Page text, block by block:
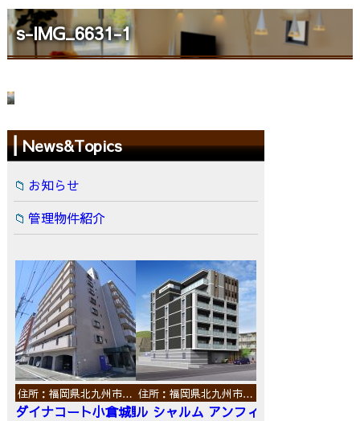
s-IMG_6631-1
News&Topics
お知らせ
管理物件紹介
住所：福岡県北九州市…
ダイナコート小倉城野
住所：福岡県北九州市…
ル シャルム アンフィニ